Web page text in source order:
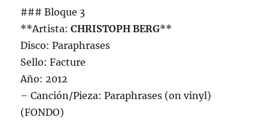
### Bloque 3
**Artista:CHRISTOPH BERG**
Disco: Paraphrases
Sello: Facture
Año: 2012
– Canción/Pieza: Paraphrases (on vinyl)
(FONDO)